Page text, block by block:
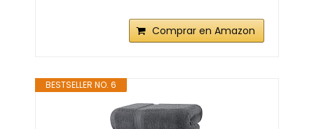
Comprar en Amazon
BESTSELLER NO. 6